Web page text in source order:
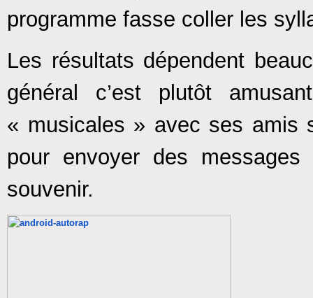
programme fasse coller les
Les résultats dépendent
général c’est plutôt
« musicales » avec ses amis
pour envoyer des
souvenir.